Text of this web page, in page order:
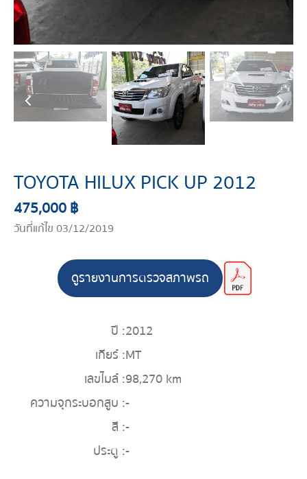
TOYOTA HILUX PICK UP 2012
475,000 ฿
วันที่แก้ไข 03/12/2019
ดูรายงานการตรวจสภาพรถ
ปี :2012
เกียร์ :MT
เลขไมล์ :98,270 km
ความจุกระบอกสูบ :-
สี :-
ประตู :-